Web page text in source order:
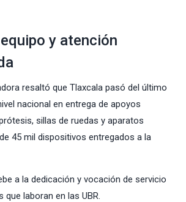
y atención
resaltó que Tlaxcala pasó del último
nacional en entrega de apoyos
sillas de ruedas y aparatos
45 mil dispositivos entregados a la
a la dedicación y vocación de servicio
laboran en las UBR.